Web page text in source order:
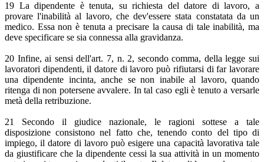
19 La dipendente è tenuta, su richiesta del datore di lavoro, a
provare l'inabilità al lavoro, che dev'essere stata constatata da un
medico. Essa non è tenuta a precisare la causa di tale inabilità, ma
deve specificare se sia connessa alla gravidanza.
20 Infine, ai sensi dell'art. 7, n. 2, secondo comma, della legge sui
lavoratori dipendenti, il datore di lavoro può rifiutarsi di far lavorare
una dipendente incinta, anche se non inabile al lavoro, quando
ritenga di non potersene avvalere. In tal caso egli è tenuto a versarle
metà della retribuzione.
21 Secondo il giudice nazionale, le ragioni sottese a tale
disposizione consistono nel fatto che, tenendo conto del tipo di
impiego, il datore di lavoro può esigere una capacità lavorativa tale
da giustificare che la dipendente cessi la sua attività in un momento